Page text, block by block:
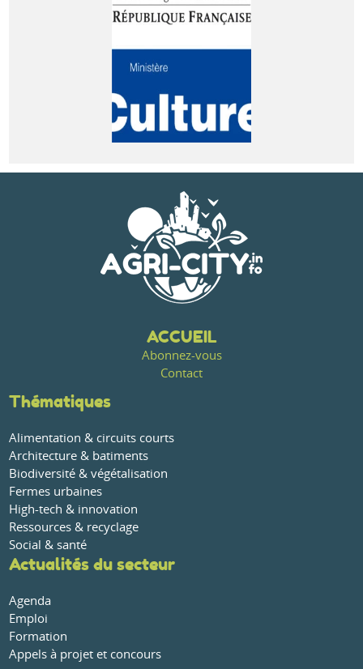
ACCUEIL
Abonnez-vous
Contact
Thématiques
Alimentation & circuits courts
Architecture & batiments
Biodiversité & végétalisation
Fermes urbaines
High-tech & innovation
Ressources & recyclage
Social & santé
Actualités du secteur
Agenda
Emploi
Formation
Appels à projet et concours